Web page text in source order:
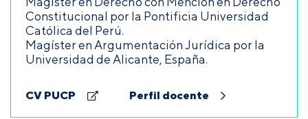
Constitucional por la Pontificia Universidad
Católica del Perú.
Magíster en Argumentación Jurídica por la
Universidad de Alicante, España.
CV PUCP Perfil docente